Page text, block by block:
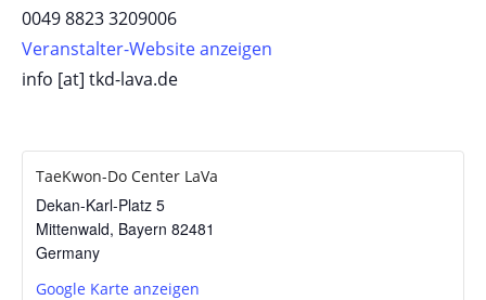
0049 8823 3209006
Veranstalter-Website anzeigen
info [at] tkd-lava.de
TaeKwon-Do Center LaVa
Dekan-Karl-Platz 5
Mittenwald, Bayern 82481
Germany
Google Karte anzeigen